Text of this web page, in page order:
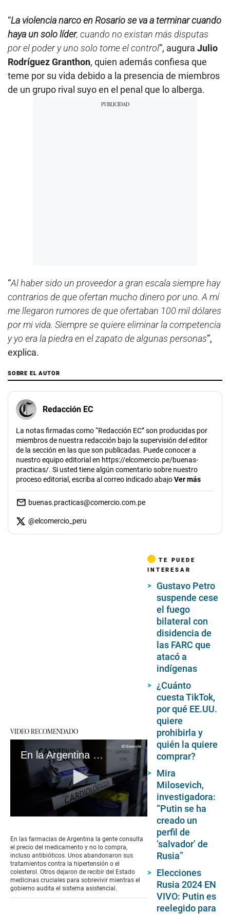
“La violencia narco en Rosario se va a terminar cuando
haya un solo líder, cuando no existan más disputas
por el poder y uno solo tome el control”, augura Julio
Rodríguez Granthon, quien además confiesa que
teme por su vida debido a la presencia de miembros
de un grupo rival suyo en el penal que lo alberga.
“Al haber sido un proveedor a gran escala siempre hay
contrarios de que ofertan mucho dinero por uno. A mí
me llegaron rumores de que ofertaban 100 mil dólares
por mi vida. Siempre se quiere eliminar la competencia
y yo era la piedra en el zapato de algunas personas”,
explica.
SOBRE EL AUTOR
Redacción EC
La notas firmadas como “Redacción EC” son producidas por
miembros de nuestra redacción bajo la supervisión del editor
de la sección en las que son publicadas. Puede conocer a
nuestro equipo editorial en https://elcomercio.pe/buenas-
practicas/. Si usted tiene algún comentario sobre nuestro
proceso editorial, escriba al correo indicado abajoVer más
buenas.practicas@comercio.com.pe
@elcomercio_peru
VIDEO RECOMENDADO
En la Argentina de Milei los medicamentos son un lujo
of
3
minutes,
44
seconds
En las farmacias de Argentina la gente consulta
el precio del medicamento y no lo compra,
incluso antibióticos. Unos abandonaron sus
tratamientos contra la hipertensión o el
colesterol. Otros dejaron de recibir del Estado
medicinas cruciales para sobrevivir mientras el
gobierno audita el sistema asistencial.
TE PUEDE
INTERESAR
Gustavo Petro
suspende cese
el fuego
bilateral con
disidencia de
las FARC que
atacó a
indígenas
¿Cuánto
cuesta TikTok,
por qué EE.UU.
quiere
prohibirla y
quién la quiere
comprar?
Mira
Milosevich,
investigadora:
“Putin se ha
creado un
perfil de
‘salvador’ de
Rusia”
Elecciones
Rusia 2024 EN
VIVO: Putin es
reelegido para